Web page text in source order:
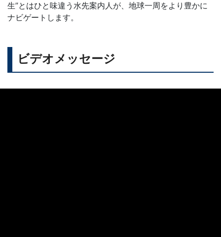
生”とはひと味違う水先案内人が、地球一周をより豊かに
ナビゲートします。
ビデオメッセージ